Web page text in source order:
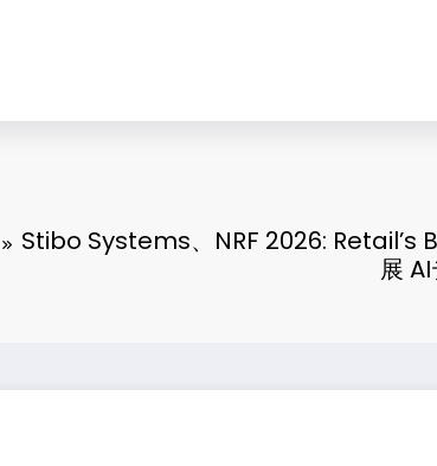
Stibo Systems、NRF 2026: Retail’s
展